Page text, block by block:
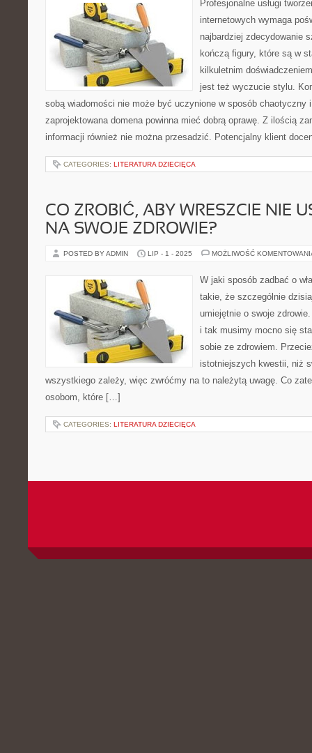
Profesjonalne usługi
internetowych wymaga
najbardziej zdecydowanie
kończą figury, które są w
kilkuletnim
jest też wyczucie stylu.
sobą wiadomości nie może być uczynione w sposób chaotyczny
zaprojektowana domena powinna mieć dobrą oprawę. Z ilością
informacji również nie można przesadzić. Potencjalny klient
CATEGORIES: LITERATURA DZIECIĘCA
CO ZROBIĆ, ABY WRESZCIE NIE
NA SWOJE ZDROWIE?
POSTED BY ADMIN LIP - 1 - 2025 MOŻLIWOŚĆ
W jaki sposób zadbać o
takie, że szczególnie
umiejętnie o swoje
i tak musimy mocno się
sobie ze zdrowiem.
istotniejszych kwestii, niż
wszystkiego zależy, więc zwróćmy na to należytą uwagę. Co
osobom, które […]
CATEGORIES: LITERATURA DZIECIĘCA